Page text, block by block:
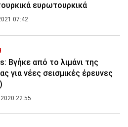
ευρωτουρκικά
07:42
Βγήκε από το λιμάνι της
για νέες σεισμικές έρευνες
22:55